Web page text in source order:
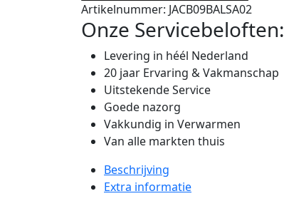
Artikelnummer: JACB09BALSA02
Onze Servicebeloften:
Levering in héél Nederland
20 jaar Ervaring & Vakmanschap
Uitstekende Service
Goede nazorg
Vakkundig in Verwarmen
Van alle markten thuis
Beschrijving
Extra informatie